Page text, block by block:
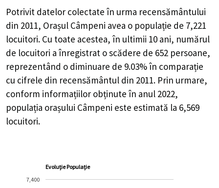
Potrivit datelor colectate în urma recensământului
din 2011, Orașul Câmpeni avea o populație de 7,221
locuitori. Cu toate acestea, în ultimii 10 ani, numărul
de locuitori a înregistrat oscădere de 652 persoane,
reprezentând o diminuare de 9.03%în comparație
cu cifrele din recensământul din 2011. Prin urmare,
conform informațiilor obținute în anul 2022,
populația orașului Câmpeni este estimată la 6,569
locuitori.
Evoluție Populație
7,400